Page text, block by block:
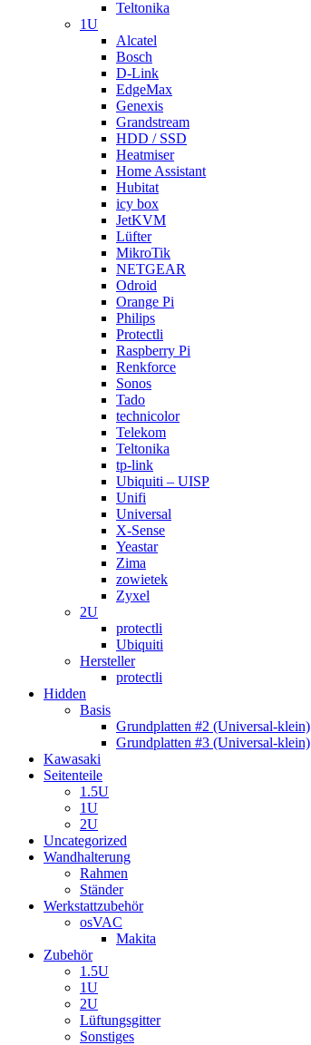
Teltonika
1U
Alcatel
Bosch
D-Link
EdgeMax
Genexis
Grandstream
HDD / SSD
Heatmiser
Home Assistant
Hubitat
icy box
JetKVM
Lüfter
MikroTik
NETGEAR
Odroid
Orange Pi
Philips
Protectli
Raspberry Pi
Renkforce
Sonos
Tado
technicolor
Telekom
Teltonika
tp-link
Ubiquiti – UISP
Unifi
Universal
X-Sense
Yeastar
Zima
zowietek
Zyxel
2U
protectli
Ubiquiti
Hersteller
protectli
Hidden
Basis
Grundplatten #2 (Universal-klein)
Grundplatten #3 (Universal-klein)
Kawasaki
Seitenteile
1.5U
1U
2U
Uncategorized
Wandhalterung
Rahmen
Ständer
Werkstattzubehör
osVAC
Makita
Zubehör
1.5U
1U
2U
Lüftungsgitter
Sonstiges